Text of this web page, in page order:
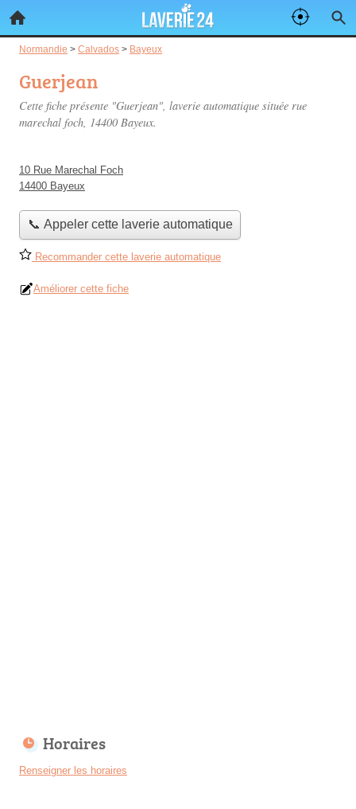
Normandie > Calvados > Bayeux
Guerjean
Cette fiche présente "Guerjean", laverie automatique située rue
marechal foch, 14400 Bayeux.
10 Rue Marechal Foch
14400 Bayeux
📞 Appeler cette laverie automatique
Recommander cette laverie automatique
Améliorer cette fiche
Horaires
Renseigner les horaires